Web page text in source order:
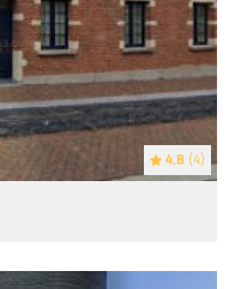
4.8 (4)